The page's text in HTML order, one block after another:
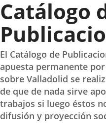
Valladolid
Catálogo
El Catálogo de
apuesta permanente
sobre Valladolid se
de que de nada sirve
trabajos si luego éstos
difusión y proyección